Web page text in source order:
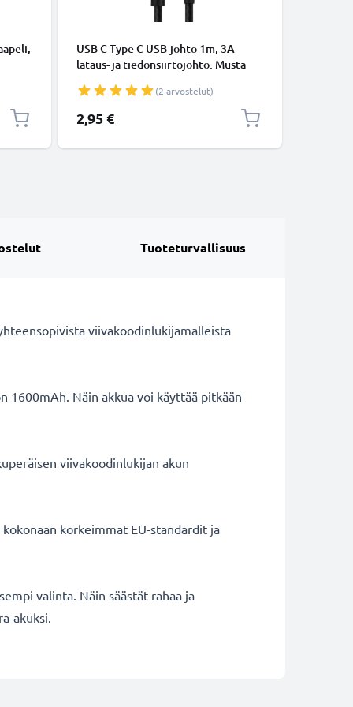
USB C Type C USB-johto 1m, 3A
lataus- ja tiedonsiirtojohto. Musta
USB-kaapeli
(2 arvostelut)
2,95 €
Tuoteturvallisuus
viivakoodinlukijamalleista
Näin akkua voi käyttää pitkään
viivakoodinlukijan akun
korkeimmat EU-standardit ja
valinta. Näin säästät rahaa ja
akuksi.